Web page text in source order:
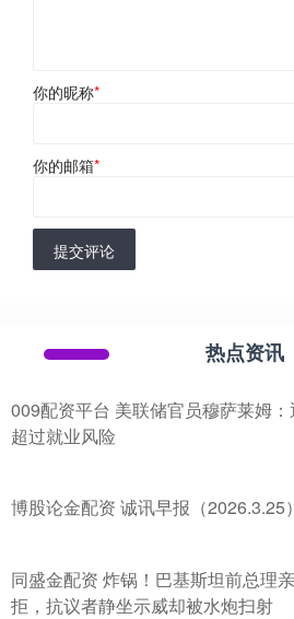
你的昵称*
你的邮箱*
提交评论
热点资讯
009配资平台 美联储官员穆萨莱姆
超过就业风险
博股论金配资 诚讯早报（2026.3.25）
同盛金配资 炸锅！巴基斯坦前总理
拒，抗议者静坐示威却被水炮扫射